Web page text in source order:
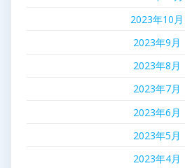
2023年10月
2023年9月
2023年8月
2023年7月
2023年6月
2023年5月
2023年4月